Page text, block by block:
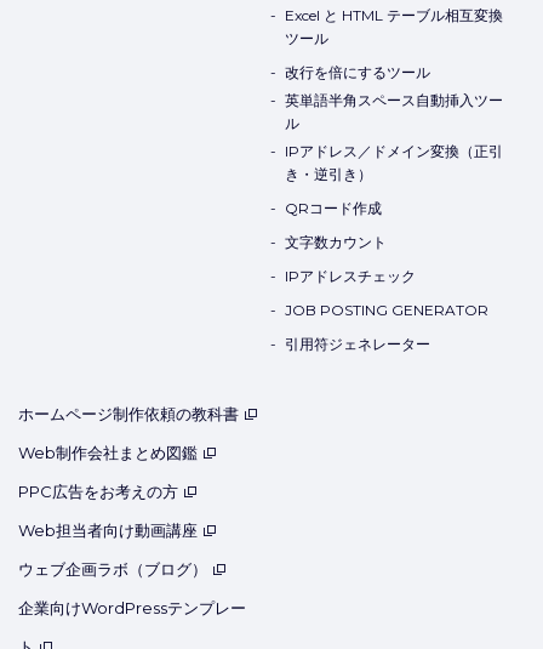
Excel と HTML テーブル相互変換
ツール
改行を倍にするツール
英単語半角スペース自動挿入ツー
ル
IPアドレス／ドメイン変換（正引
き・逆引き）
QRコード作成
文字数カウント
IPアドレスチェック
JOB POSTING GENERATOR
引用符ジェネレーター
ホームページ制作依頼の教科書
Web制作会社まとめ図鑑
PPC広告をお考えの方
Web担当者向け動画講座
ウェブ企画ラボ（ブログ）
企業向けWordPressテンプレー